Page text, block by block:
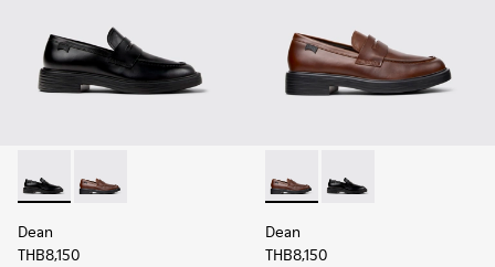
Dean - K101045-001 - รองเท้ามอคคาซินหนังสีดําสําหรับผู้ชาย
Dean - K101045-005 - รองเท้ามอคคาซินหนังสีน้ําตา
Dean
THB8,150
Dean - K101045-005 - รอ
Dean - K101045-
Dean
THB8,150